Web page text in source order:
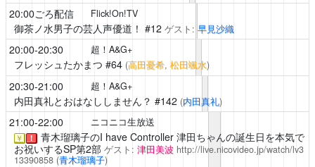
20:00ごろ配信 Flick!On!TV
御茶ノ水男子の芸人声優道！ #12 ゲスト: 早見沙織
20:00-20:30 超！A&G+
フレッシュたかまつ #64 (高田憂希, 松田颯水)
20:30-21:00 超！A&G+
内田真礼とおはなししません？ #142 (内田真礼)
21:00-22:00 ニコニコ生放送
￥ ！ 青木瑠璃子のI have Controller津田ちゃんの誕生日を本気で
お祝いするSP第2部 ゲスト: 津田美波 http://live.nicovideo.jp/watch/lv3
13390858 (青木瑠璃子)